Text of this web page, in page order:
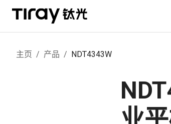
主页 / 产品 / NDT4343W
业